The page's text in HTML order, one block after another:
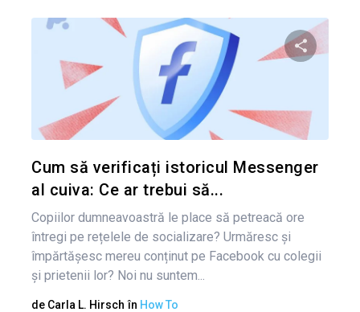
Cum să verificați istoricul Messenger
al cuiva: Ce ar trebui să...
Copiilor dumneavoastră le place să petreacă ore
întregi pe rețelele de socializare? Urmăresc și
împărtășesc mereu conținut pe Facebook cu colegii
și prietenii lor? Noi nu suntem...
de Carla L. Hirsch în How To